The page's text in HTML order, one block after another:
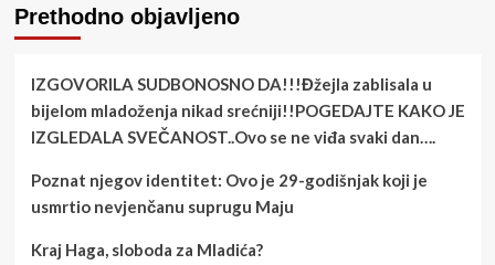
Prethodno objavljeno
IZGOVORILA SUDBONOSNO DA!!!Đžejla zablisala u
bijelom mladoženja nikad srećniji!!POGEDAJTE KAKO JE
IZGLEDALA SVEČANOST..Ovo se ne viđa svaki dan….
Poznat njegov identitet: Ovo je 29-godišnjak koji je
usmrtio nevjenčanu suprugu Maju
Kraj Haga, sloboda za Mladića?